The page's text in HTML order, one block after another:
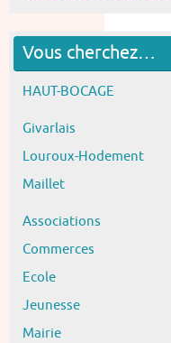
Vous cherchez…
HAUT-BOCAGE
Givarlais
Louroux-Hodement
Maillet
Associations
Commerces
Ecole
Jeunesse
Mairie